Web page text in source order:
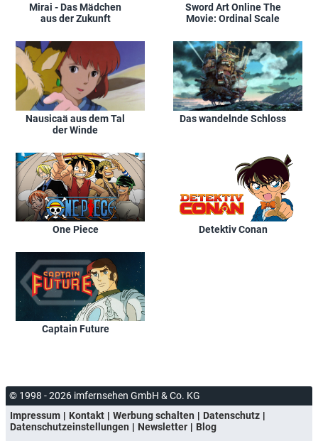
Mirai - Das Mädchen
aus der Zukunft
Sword Art Online The
Movie: Ordinal Scale
Nausicaä aus dem Tal
der Winde
Das wandelnde Schloss
One Piece Detektiv Conan
Captain Future
© 1998 - 2026 imfernsehen GmbH & Co. KG
Impressum
Kontakt Werbung schalten
Datenschutz
Datenschutzeinstellungen
Newsletter
Blog